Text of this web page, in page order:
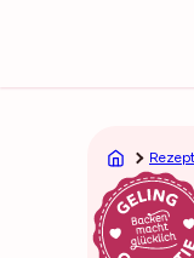
45min